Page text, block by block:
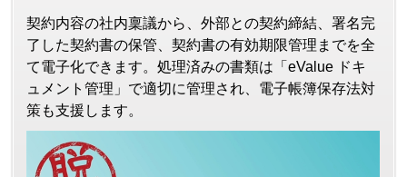
契約内容の社内稟議から、外部との契約締結、署名完
了した契約書の保管、契約書の有効期限管理までを全
て電子化できます。処理済みの書類は「eValue ドキ
ュメント管理」で適切に管理され、電子帳簿保存法対
策も支援します。